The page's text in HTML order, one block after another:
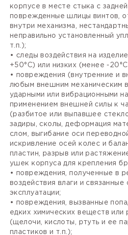
корпусе в месте стыка с
поврежденные шлицы винтов,
внутри механизма,
неправильно установленный
т.п.);
• следы воздействия на
+50°С) или низких (менее -
• повреждения (внутренние и
любым внешним механическим
ударными или вибрационными
применением внешней силы к
(разбитое или выпавшее
задиры, сколы, деформация
слом, выгибание оси
искривление осей колес и
пластин, разрыв или
ушек корпуса для крепления
• повреждения, полученные в
воздействия влаги и
эксплуатации;
• повреждения, вызванные
едких химических веществ или
(щелочи, кислоты, ртуть и ее
пластиков и т.п.);